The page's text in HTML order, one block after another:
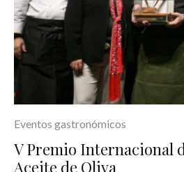
Eventos gastronómicos
V Premio Internacional
Aceite de Oliva